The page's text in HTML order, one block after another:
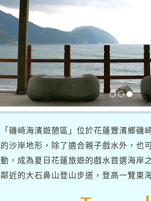
「磯崎海濱遊憩區」位於花蓮豐濱鄉磯
的沙岸地形，除了適合親子戲水外，也
動，成為夏日花蓮旅遊的戲水首選海岸
鄰近的大石鼻山登山步道，登高一覽東